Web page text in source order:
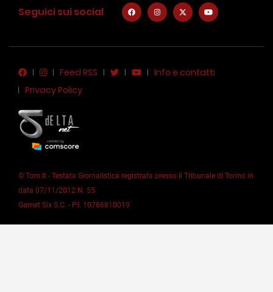
Seguici sui social
Feed RSS
Info e contatti
Privacy Policy
© Toro.it - Testata Giornalistica registrata presso il Tribunale di Torino in
data 07/11/2012 N. 55
Garnet Six S.C. - P.I. 10786810019